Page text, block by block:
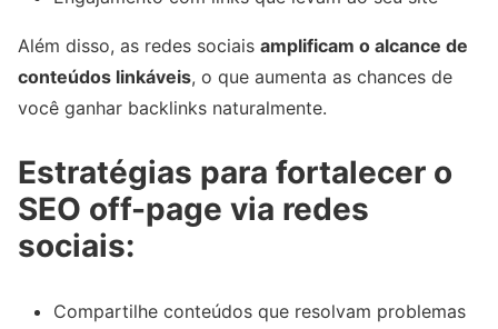
Além disso, as redes sociais amplificam o alcance de
conteúdos linkáveis, o que aumenta as chances de
você ganhar backlinks naturalmente.
Estratégias para fortalecer o
SEO off-page via redes
sociais:
Compartilhe conteúdos que resolvam problemas